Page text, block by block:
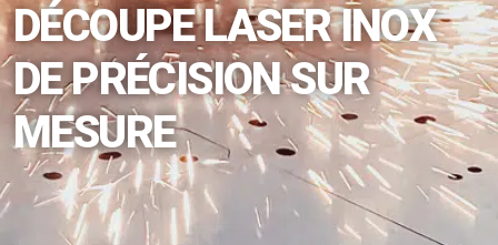
DÉCOUPE LASER INOX
DE PRÉCISION SUR
MESURE